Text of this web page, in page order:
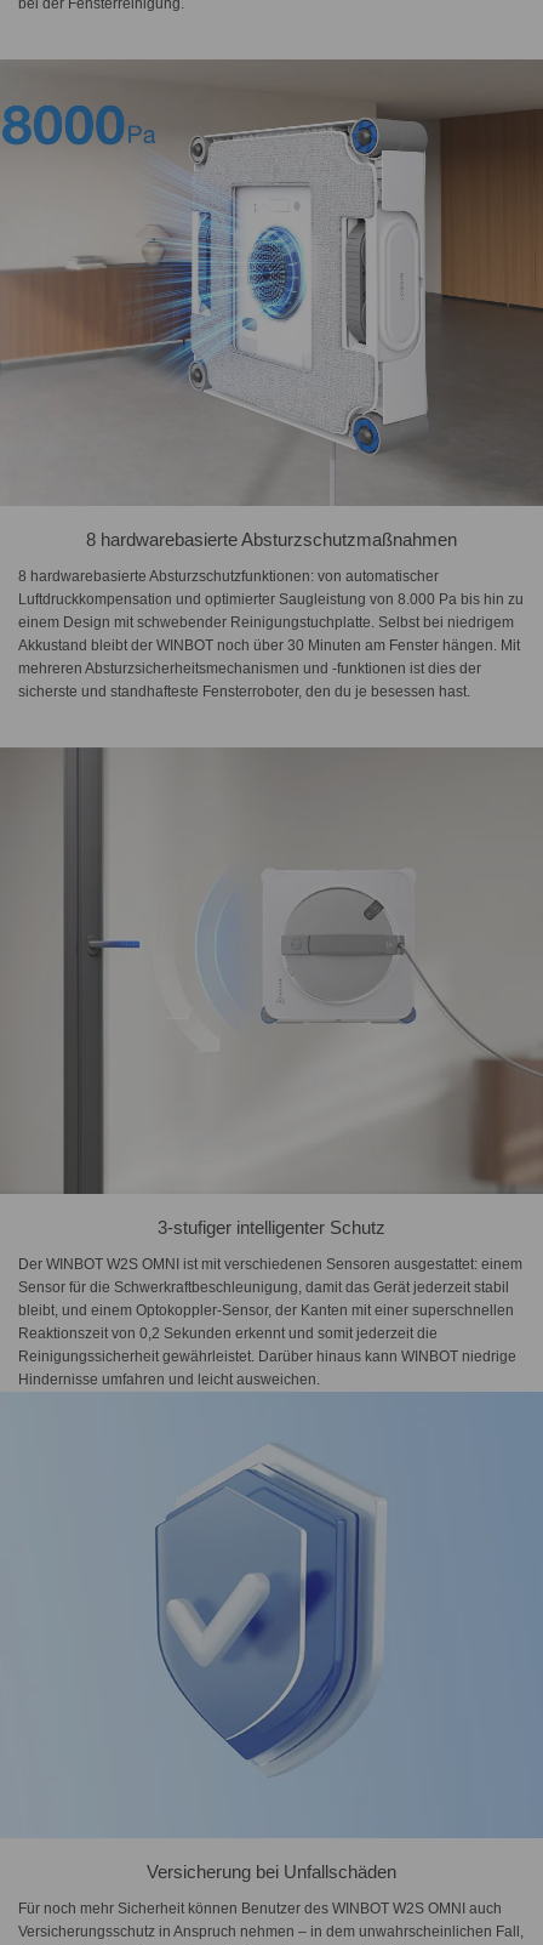
8 hardwarebasierte Absturzschutzmaßnahmen
8 hardwarebasierte Absturzschutzfunktionen: von automatischer
Luftdruckkompensation und optimierter Saugleistung von 8.000 Pa bis hin zu
einem Design mit schwebender Reinigungstuchplatte. Selbst bei niedrigem
Akkustand bleibt der WINBOT noch über 30 Minuten am Fenster hängen. Mit
mehreren Absturzsicherheitsmechanismen und -funktionen ist dies der
sicherste und standhafteste Fensterroboter, den du je besessen hast.
3-stufiger intelligenter Schutz
Der WINBOT W2S OMNI ist mit verschiedenen Sensoren ausgestattet: einem
Sensor für die Schwerkraftbeschleunigung, damit das Gerät jederzeit stabil
bleibt, und einem Optokoppler-Sensor, der Kanten mit einer superschnellen
Reaktionszeit von 0,2 Sekunden erkennt und somit jederzeit die
Reinigungssicherheit gewährleistet. Darüber hinaus kann WINBOT niedrige
Hindernisse umfahren und leicht ausweichen.
Versicherung bei Unfallschäden
Für noch mehr Sicherheit können Benutzer des WINBOT W2S OMNI auch
Versicherungsschutz in Anspruch nehmen – in dem unwahrscheinlichen Fall,